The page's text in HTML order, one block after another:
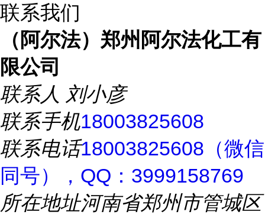
联系我们
（阿尔法）郑州阿尔法化工有
限公司
联系人 刘小彦
联系手机18003825608
联系电话18003825608（微信
同号），QQ：3999158769
所在地址河南省郑州市管城区